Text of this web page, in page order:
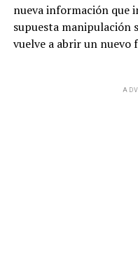
nueva información que
supuesta manipulación
vuelve a abrir un nuevo